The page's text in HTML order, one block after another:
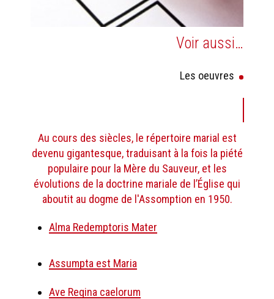
Voir aussi…
Les oeuvres
Au cours des siècles, le répertoire marial est
devenu gigantesque, traduisant à la fois la piété
populaire pour la Mère du Sauveur, et les
évolutions de la doctrine mariale de l’Église qui
aboutit au dogme de l'Assomption en 1950.
Alma Redemptoris Mater
Assumpta est Maria
Ave Regina caelorum